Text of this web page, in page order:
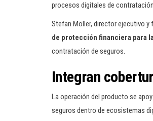
procesos digitales de
Stefan Möller, director ejecutivo y
de protección financiera para
contratación de seguros.
Integran
La operación del producto se
seguros dentro de ecosistemas